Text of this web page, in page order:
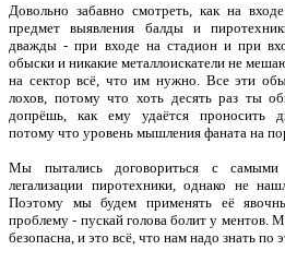
Довольно забавно смотреть, как на
предмет выявления балды и
дважды - при входе на стадион и при
обыски и никакие металлоискатели не
на сектор всё, что им нужно. Все эти
лохов, потому что хоть десять раз ты
допрёшь, как ему удаётся проносить
потому что уровень мышления фаната на
Мы пытались договориться с самыми
легализации пиротехники, однако не
Поэтому мы будем применять её
проблему - пускай голова болит у ментов.
безопасна, и это всё, что нам надо знать по